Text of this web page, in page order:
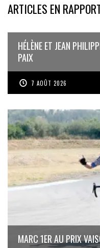
ARTICLES EN
HÉLÈNE ET JEAN
PAIX
7 AOÛT 2026
MARC 1ER AU PRIX